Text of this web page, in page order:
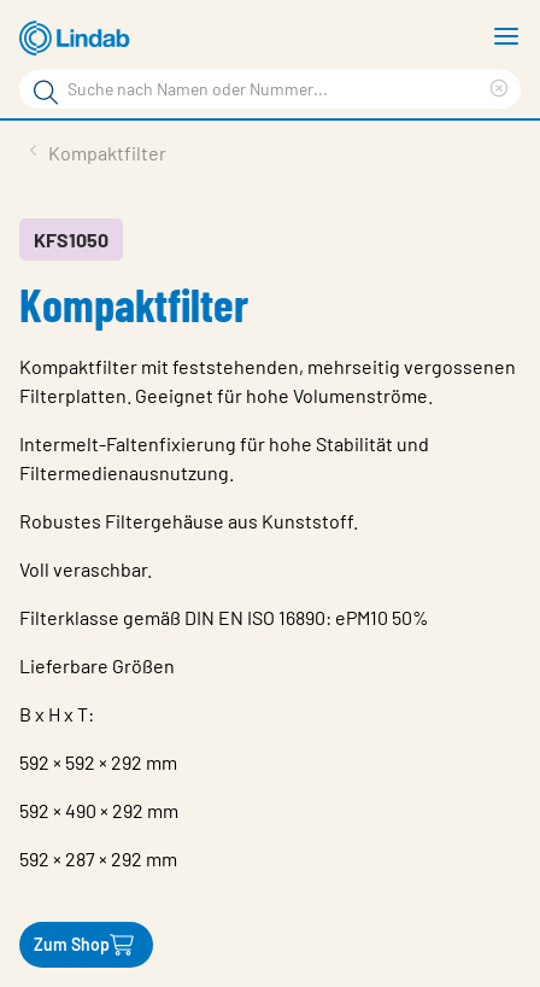
Zum
Hauptinhalt
springen
Suchbegriff
Seite
durchsuchen
Wissen & Service
Inspiration
Nachhaltigkeit
Kontakt
Kompaktfilter
KFS1050
Kompaktfilter
Kompaktfilter mit feststehenden, mehrseitig vergossenen
Filterplatten. Geeignet für hohe Volumenströme.
Intermelt-Faltenfixierung für hohe Stabilität und
Filtermedienausnutzung.
Robustes Filtergehäuse aus Kunststoff.
Voll veraschbar.
Filterklasse gemäß DIN EN ISO 16890: ePM10 50%
Lieferbare Größen
B x H x T:
592 × 592 × 292 mm
592 × 490 × 292 mm
592 × 287 × 292 mm
Zum Shop